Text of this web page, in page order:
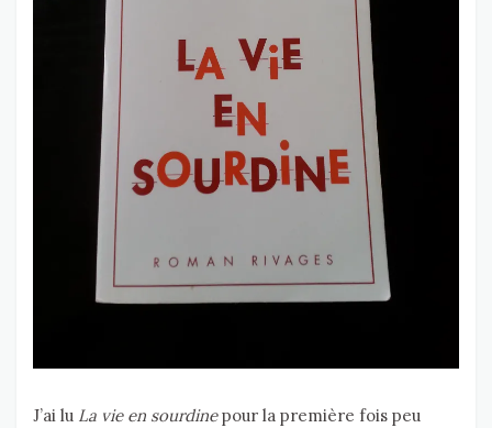
J’ai lu La vie en sourdinepour la première fois peu